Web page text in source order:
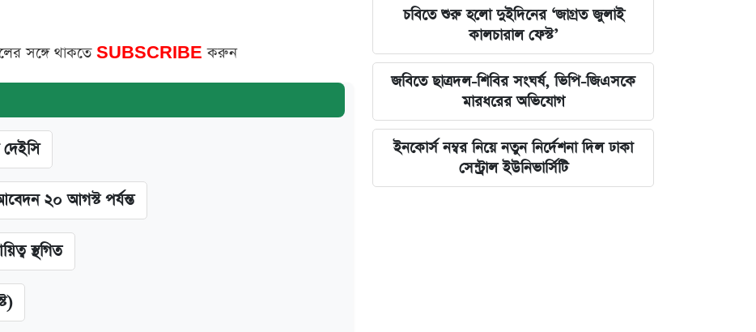
সঙ্গে থাকতে SUBSCRIBEকরুন
২০ আগস্ট পর্যন্ত
স্থগিত
চবিতে শুরু হলো দুইদিনের ‘জাগ্রত জুলাই
কালচারাল ফেস্ট’
জবিতে ছাত্রদল-শিবির সংঘর্ষ, ভিপি-জিএসকে
মারধরের অভিযোগ
ইনকোর্স নম্বর নিয়ে নতুন নির্দেশনা দিল ঢাকা
সেন্ট্রাল ইউনিভার্সিটি